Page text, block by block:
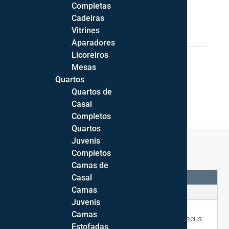
ADICIONAR
295.056.P08.50 CATEGORIAS:
PEÇAS DECORATIVAS
INFORMAÇÃO ADICIONAL
A Jarra Tons de Terra destaca-se pelos seus
Completas
Cadeiras
Vitrines
Aparadores
Licoreiros
Mesas
Quartos
Quartos de
Casal
Completos
Quartos
Juvenis
Completos
Camas de
Casal
Camas
Juvenis
Camas
Estofadas